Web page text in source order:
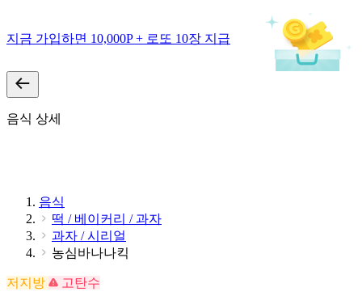
지금 가입하면 10,000P + 로또 10장 지급
음식 상세
음식
떡 / 베이커리 / 과자
과자 / 시리얼
농심바나나킥
저지방 고탄수